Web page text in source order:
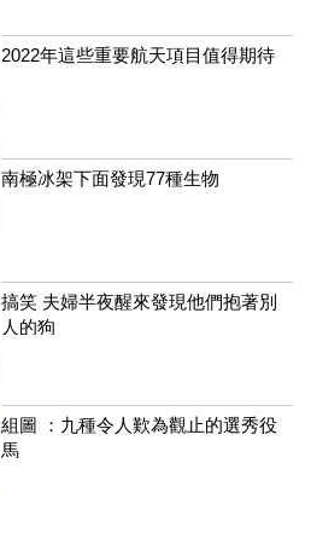
2022年這些重要航天項目值得期待
南極冰架下面發現77種生物
搞笑 夫婦半夜醒來發現他們抱著別
人的狗
組圖 ：九種令人歎為觀止的選秀役
馬